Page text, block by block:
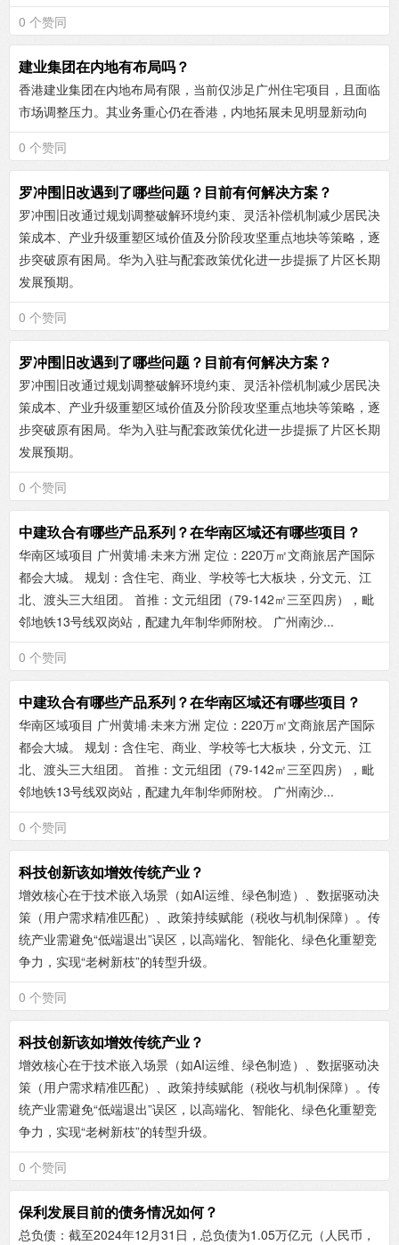
0 个赞同
建业集团在内地有布局吗？
香港建业集团在内地布局有限，当前仅涉足广州住宅项目，且面临
市场调整压力。其业务重心仍在香港，内地拓展未见明显新动向
0 个赞同
罗冲围旧改遇到了哪些问题？目前有何解决方案？
罗冲围旧改通过‌规划调整破解环境约束‌、‌灵活补偿机制减少居民决
策成本‌、‌产业升级重塑区域价值‌及‌分阶段攻坚重点地块‌等策略，逐
步突破原有困局。华为入驻与配套政策优化进一步提振了片区长期
发展预期。
0 个赞同
罗冲围旧改遇到了哪些问题？目前有何解决方案？
罗冲围旧改通过‌规划调整破解环境约束‌、‌灵活补偿机制减少居民决
策成本‌、‌产业升级重塑区域价值‌及‌分阶段攻坚重点地块‌等策略，逐
步突破原有困局。华为入驻与配套政策优化进一步提振了片区长期
发展预期。
0 个赞同
中建玖合有哪些产品系列？在华南区域还有哪些项目？
华南区域项目 ‌广州黄埔·未来方洲‌ ‌定位‌：220万㎡文商旅居产国际
都会大城。 ‌规划‌：含住宅、商业、学校等七大板块，分文元、江
北、渡头三大组团。 ‌首推‌：文元组团（79-142㎡三至四房），毗
邻地铁13号线双岗站，配建九年制华师附校。 ‌广州南沙...
0 个赞同
中建玖合有哪些产品系列？在华南区域还有哪些项目？
华南区域项目 ‌广州黄埔·未来方洲‌ ‌定位‌：220万㎡文商旅居产国际
都会大城。 ‌规划‌：含住宅、商业、学校等七大板块，分文元、江
北、渡头三大组团。 ‌首推‌：文元组团（79-142㎡三至四房），毗
邻地铁13号线双岗站，配建九年制华师附校。 ‌广州南沙...
0 个赞同
科技创新该如增效传统产业？
增效核心在于‌技术嵌入场景‌（如AI运维、绿色制造）、‌数据驱动决
策‌（用户需求精准匹配）、‌政策持续赋能‌（税收与机制保障）。传
统产业需避免“低端退出”误区，以高端化、智能化、绿色化重塑竞
争力，实现“老树新枝”的转型升级。
0 个赞同
科技创新该如增效传统产业？
增效核心在于‌技术嵌入场景‌（如AI运维、绿色制造）、‌数据驱动决
策‌（用户需求精准匹配）、‌政策持续赋能‌（税收与机制保障）。传
统产业需避免“低端退出”误区，以高端化、智能化、绿色化重塑竞
争力，实现“老树新枝”的转型升级。
0 个赞同
保利发展目前的债务情况如何？
‌总负债‌：截至2024年12月31日，总负债为‌1.05万亿元‌（人民币，